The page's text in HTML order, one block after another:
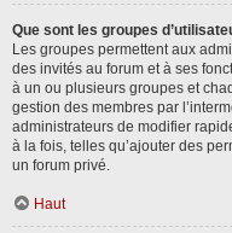
Que sont les groupes
Les groupes permettent aux
des invités au forum et à ses
à un ou plusieurs groupes et
gestion des membres par
administrateurs de modifier
à la fois, telles qu’ajouter des
un forum privé.
Haut